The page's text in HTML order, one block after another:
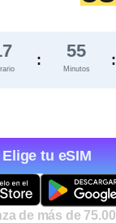
: 55
Minutos
:
Elige tu eSIM
de más de